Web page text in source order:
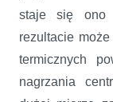
staje się ono
rezultacie
termicznych
nagrzania